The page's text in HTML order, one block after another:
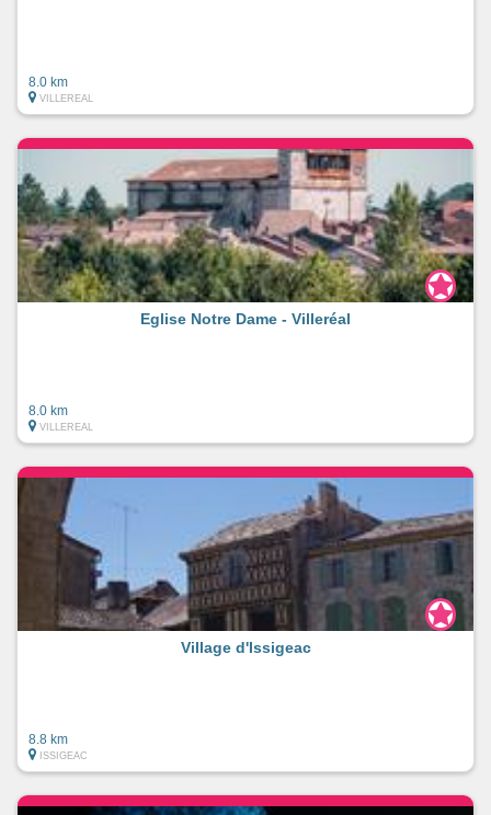
8.0 km
VILLEREAL
Eglise Notre Dame - Villeréal
8.0 km
VILLEREAL
Village d'Issigeac
8.8 km
ISSIGEAC